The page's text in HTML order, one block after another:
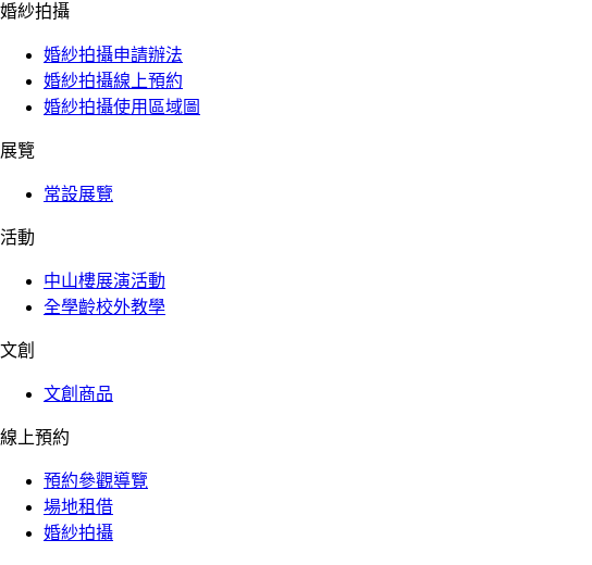
婚紗拍攝
婚紗拍攝申請辦法
婚紗拍攝線上預約
婚紗拍攝使用區域圖
展覽
常設展覽
活動
中山樓展演活動
全學齡校外教學
文創
文創商品
線上預約
預約參觀導覽
場地租借
婚紗拍攝